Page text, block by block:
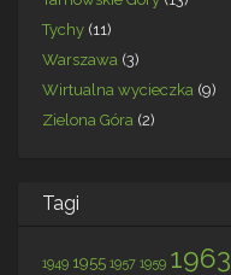
Tychy (11)
Warszawa (3)
Wirtualna wycieczka (9)
Zielona Góra (2)
Tagi
1949 1955 1957 1959 1963